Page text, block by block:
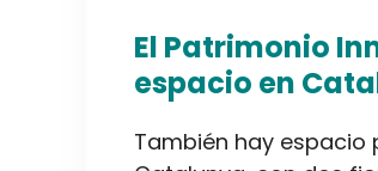
El Patrimonio
espacio en
También hay espacio